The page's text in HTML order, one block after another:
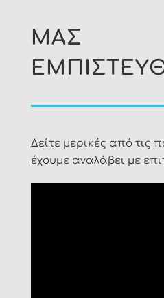
ΜΑΣ
Δείτε μερικές από τις
έχουμε αναλάβει με